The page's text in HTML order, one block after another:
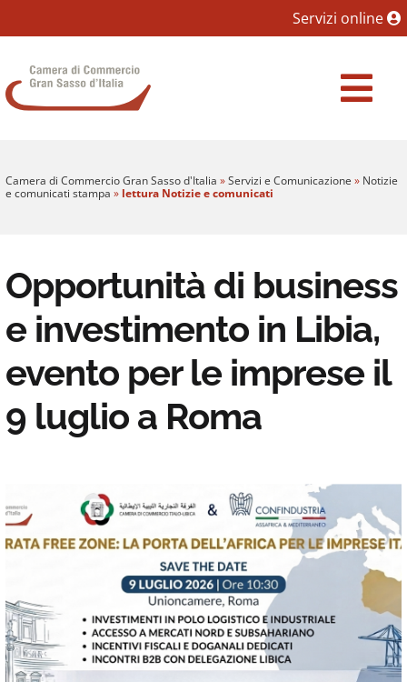
Vai al Contenuto principale della pagina
Servizi online
Camera di Commercio Gran Sasso d'Italia
Camera di Commercio Gran Sasso d'Italia »Servizi e Comunicazione » Notizie
e comunicati stampa » lettura Notizie e comunicati
Opportunità di business
e investimento in Libia,
evento per le imprese il
9 luglio a Roma